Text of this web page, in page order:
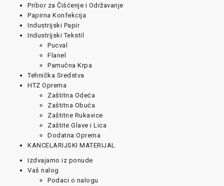
Pribor za Čišćenje i Održavanje
Papirna Konfekcija
Industrijski Papir
Industrijski Tekstil
Pucval
Flanel
Pamučna Krpa
Tehnička Sredstva
HTZ Oprema
Zaštitna Odeća
Zaštitna Obuća
Zaštitne Rukavice
Zaštite Glave i Lica
Dodatna Oprema
KANCELARIJSKI MATERIJAL
Izdvajamo iz ponude
Vaš nalog
Podaci o nalogu